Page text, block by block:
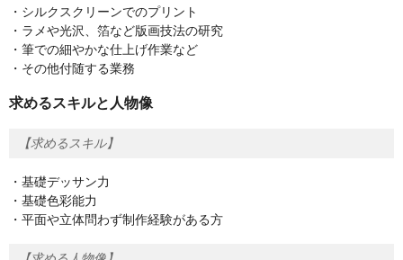
・シルクスクリーンでのプリント
・ラメや光沢、箔など版画技法の研究
・筆での細やかな仕上げ作業など
・その他付随する業務
求めるスキルと人物像
【求めるスキル】
・基礎デッサン力
・基礎色彩能力
・平面や立体問わず制作経験がある方